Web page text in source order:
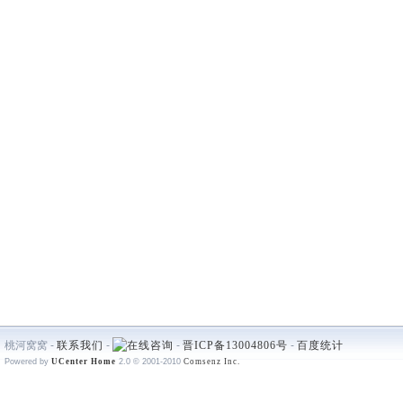
桃河窝窝 - 联系我们 - - 晋ICP备13004806号 - 百度统计
Powered by UCenter Home 2.0 © 2001-2010 Comsenz Inc.